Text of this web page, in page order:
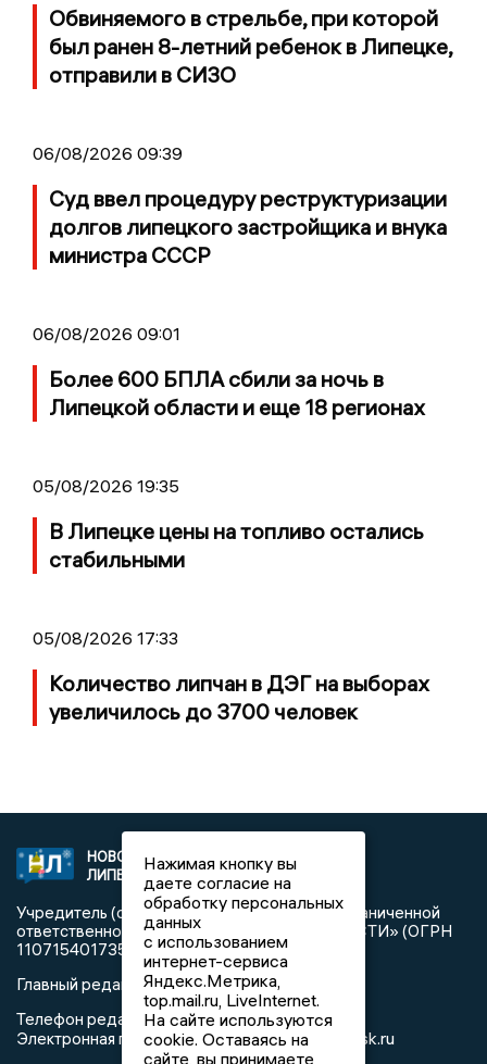
Обвиняемого в стрельбе, при которой
был ранен 8-летний ребенок в Липецке,
отправили в СИЗО
06/08/2026 09:39
Суд ввел процедуру реструктуризации
долгов липецкого застройщика и внука
министра СССР
06/08/2026 09:01
Более 600 БПЛА сбили за ночь в
Липецкой области и еще 18 регионах
05/08/2026 19:35
В Липецке цены на топливо остались
стабильными
05/08/2026 17:33
Количество липчан в ДЭГ на выборах
увеличилось до 3700 человек
НОВОСТИ
ЛИПЕЦКА
2021 © NEWSLIPETSK.RU | СИ
«Новости Липецка»
Учредитель (соучредители): Общество с ограниченной
ответственностью «РЕГИОНАЛЬНЫЕ НОВОСТИ» (ОГРН
1107154017354)
Главный редактор: Герцог Е.Г.
Телефон редакции: +7 903 699 9427
Электронная почта редакции:info@newslipetsk.ru
Нажимая кнопку вы
даете согласие на
обработку персональных
данных
с использованием
интернет-сервиса
Яндекс.Метрика,
top.mail.ru, LiveInternet.
На сайте используются
cookie. Оставаясь на
сайте, вы принимаете